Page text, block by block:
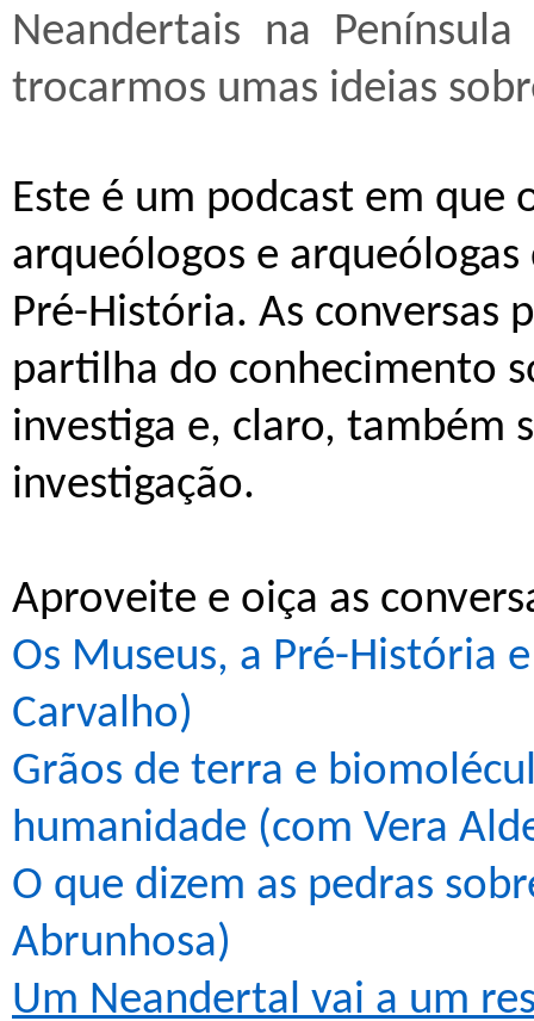
Neandertais na
trocarmos umas ideias
Este é um podcast em que
arqueólogos e arqueólogas
Pré-História. As conversas
partilha do conhecimento
investiga e, claro, também
investigação.
Aproveite e oiça as
Os Museus, a Pré-História
Carvalho)
Grãos de terra e
humanidade (com Vera
O que dizem as pedras
Abrunhosa)
Um Neandertal vai a um